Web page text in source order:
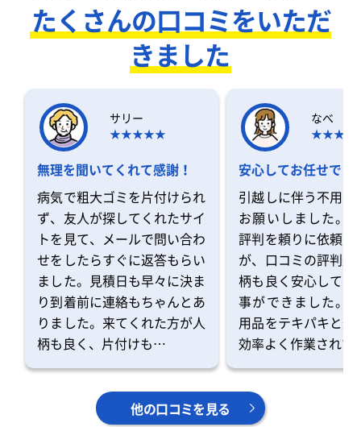
たくさんの口コミをいただ
きました
サリー
無理を聞いてくれて感謝！
病気で粗大ゴミを片付けられ
ず、友人が探してくれたサイ
トを見て、メールで問い合わ
せをしたらすぐに返答もらい
ました。見積日も早々に決ま
り到着前に連絡もちゃんとあ
りました。来てくれた方が人
柄も良く、片付けも…
なべ
安心してお任せでき
引越しに伴う不用品
お願いしました。
評判を頼りに依頼を
が、口コミの評判通
柄も良く安心してお
事ができました。
用品をテキパキと運
効率よく作業され
他の口コミを見る